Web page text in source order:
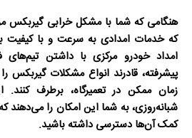
هنگامی که شما با مشکل خرابی گیربکس
که خدمات امدادی به سرعت و با کیفیت
امداد خودرو مرکزی با داشتن
پیشرفته، قادرند انواع مشکلات گیربکس
زمان ممکن در تعمیرگاه، برطرف کنند.
شبانه‌روزی، به شما این امکان را می‌دهند
کمک آن‌ها دسترسی داشته باشید.